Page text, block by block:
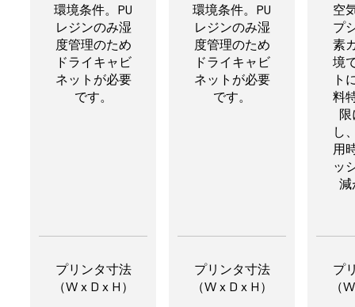
環境条件。PU
レジンのみ湿
度管理のため
ドライキャビ
ネットが必要
です。
プリンタ寸法
（W x D x H）
環境条件。PU
レジンのみ湿
度管理のため
ドライキャビ
ネットが必要
です。
プリンタ寸法
（W x D x H）
空
プ
素
境
ト
料
し
用
ッ
減
プ
（